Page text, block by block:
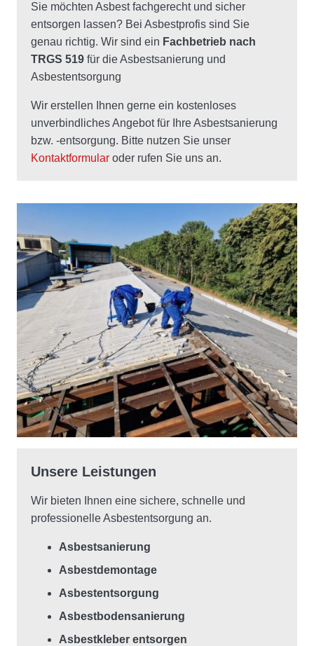
Sie möchten Asbest fachgerecht und sicher
entsorgen lassen? Bei Asbestprofis sind Sie
genau richtig. Wir sind ein Fachbetrieb nach
TRGS 519 für die Asbestsanierung und
Asbestentsorgung
Wir erstellen Ihnen gerne ein kostenloses
unverbindliches Angebot für Ihre Asbestsanierung
bzw. -entsorgung. Bitte nutzen Sie unser
Kontaktformular oder rufen Sie uns an.
Unsere Leistungen
Wir bieten Ihnen eine sichere, schnelle und
professionelle Asbestentsorgung an.
Asbestsanierung
Asbestdemontage
Asbestentsorgung
Asbestbodensanierung
Asbestkleber entsorgen